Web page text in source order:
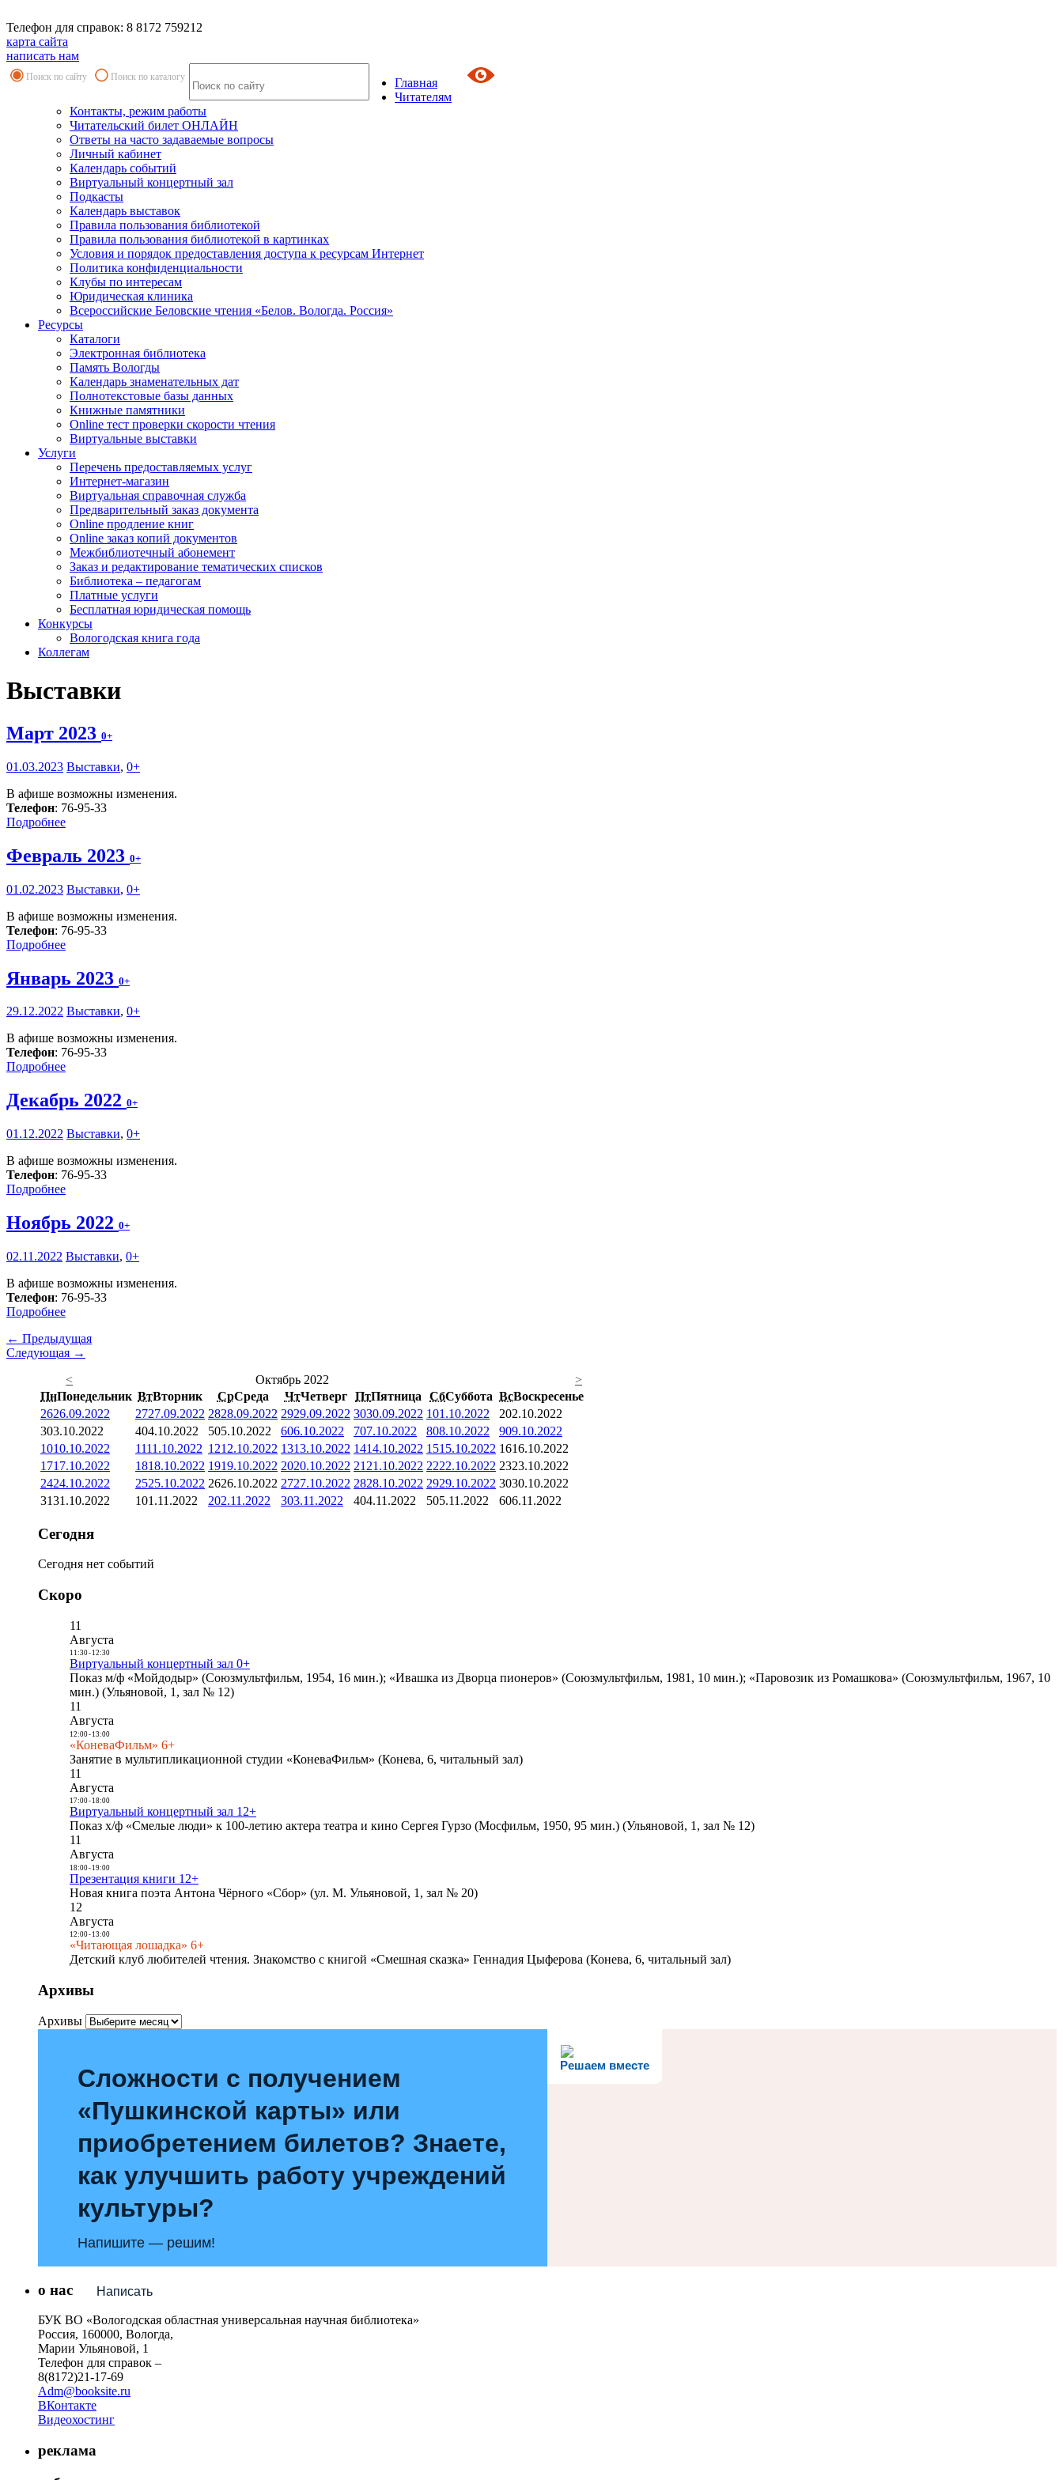
Телефон для справок: 8 8172 759212
карта сайта
написать нам
Поиск по сайту Поиск по каталогу
Главная
Читателям
Контакты, режим работы
Читательский билет ОНЛАЙН
Ответы на часто задаваемые вопросы
Личный кабинет
Календарь событий
Виртуальный концертный зал
Подкасты
Календарь выставок
Правила пользования библиотекой
Правила пользования библиотекой в картинках
Условия и порядок предоставления доступа к ресурсам Интернет
Политика конфиденциальности
Клубы по интересам
Юридическая клиника
Всероссийские Беловские чтения «Белов. Вологда. Россия»
Ресурсы
Каталоги
Электронная библиотека
Память Вологды
Календарь знаменательных дат
Полнотекстовые базы данных
Книжные памятники
Online тест проверки скорости чтения
Виртуальные выставки
Услуги
Перечень предоставляемых услуг
Интернет-магазин
Виртуальная справочная служба
Предварительный заказ документа
Online продление книг
Online заказ копий документов
Межбиблиотечный абонемент
Заказ и редактирование тематических списков
Библиотека – педагогам
Платные услуги
Бесплатная юридическая помощь
Конкурсы
Вологодская книга года
Коллегам
Выставки
Март 2023 0+
01.03.2023 Выставки, 0+
В афише возможны изменения.
Телефон: 76-95-33
Подробнее
Февраль 2023 0+
01.02.2023 Выставки, 0+
В афише возможны изменения.
Телефон: 76-95-33
Подробнее
Январь 2023 0+
29.12.2022 Выставки, 0+
В афише возможны изменения.
Телефон: 76-95-33
Подробнее
Декабрь 2022 0+
01.12.2022 Выставки, 0+
В афише возможны изменения.
Телефон: 76-95-33
Подробнее
Ноябрь 2022 0+
02.11.2022 Выставки, 0+
В афише возможны изменения.
Телефон: 76-95-33
Подробнее
← Предыдущая
Следующая →
<
Октябрь 2022
>
ПнПонедельник ВтВторник СрСреда ЧтЧетверг ПтПятница СбСуббота ВсВоскресенье
2626.09.2022 2727.09.2022 2828.09.2022 2929.09.2022 3030.09.2022 101.10.2022 202.10.2022
303.10.2022 404.10.2022 505.10.2022 606.10.2022 707.10.2022 808.10.2022 909.10.2022
1010.10.2022 1111.10.2022 1212.10.2022 1313.10.2022 1414.10.2022 1515.10.2022 1616.10.2022
1717.10.2022 1818.10.2022 1919.10.2022 2020.10.2022 21 21.10.2022 2222.10.2022 2323.10.2022
2424.10.2022 2525.10.2022 2626.10.2022 2727.10.2022 2828.10.2022 2929.10.2022 3030.10.2022
3131.10.2022 101.11.2022 202.11.2022 303.11.2022 404.11.2022 505.11.2022 606.11.2022
Сегодня
Сегодня нет событий
Скоро
11
Августа
11:30- 12:30
Виртуальный концертный зал 0+
Показ м/ф «Мойдодыр» (Союзмультфильм, 1954, 16 мин.); «Ивашка из Дворца пионеров» (Союзмультфильм, 1981, 10 мин.); «Паровозик из Ромашкова» (Союзмультфильм, 1967, 10
мин.) (Ульяновой, 1, зал № 12)
11
Августа
12:00- 13:00
«КоневаФильм» 6+
Занятие в мультипликационной студии «КоневаФильм» (Конева, 6, читальный зал)
11
Августа
17:00- 18:00
Виртуальный концертный зал 12+
Показ х/ф «Смелые люди» к 100-летию актера театра и кино Сергея Гурзо (Мосфильм, 1950, 95 мин.) (Ульяновой, 1, зал № 12)
11
Августа
18:00- 19:00
Презентация книги 12+
Новая книга поэта Антона Чёрного «Сбор» (ул. М. Ульяновой, 1, зал № 20)
12
Августа
12:00- 13:00
«Читающая лошадка» 6+
Детский клуб любителей чтения. Знакомство с книгой «Смешная сказка» Геннадия Цыферова (Конева, 6, читальный зал)
Архивы
Архивы
Решаем вместе
Сложности с получением
«Пушкинской карты» или
приобретением билетов? Знаете,
как улучшить работу учреждений
культуры?
Напишите — решим!
Написать
о нас
БУК ВО «Вологодская областная универсальная научная библиотека»
Россия, 160000, Вологда,
Марии Ульяновой, 1
Телефон для справок –
8(8172)21-17-69
Adm@booksite.ru
ВКонтакте
Видеохостинг
реклама